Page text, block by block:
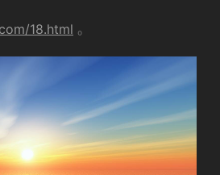
18.html 。